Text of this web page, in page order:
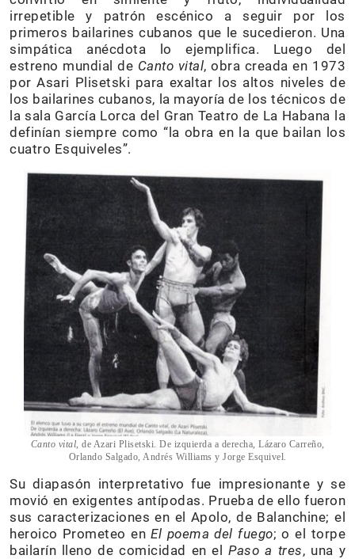
irrepetible y patrón escénico a seguir por los
primeros bailarines cubanos que le sucedieron. Una
simpática anécdota lo ejemplifica. Luego del
estreno mundial de Canto vital, obra creada en 1973
por Asari Plisetski para exaltar los altos niveles de
los bailarines cubanos, la mayoría de los técnicos de
la sala García Lorca del Gran Teatro de La Habana la
definían siempre como “la obra en la que bailan los
cuatro Esquiveles”.
Canto vital, de Azari Plisetski. De izquierda a derecha, Lázaro Carreño,
Orlando Salgado, Andrés Williams y Jorge Esquivel.
Su diapasón interpretativo fue impresionante y se
movió en exigentes antípodas. Prueba de ello fueron
sus caracterizaciones en el Apolo, de Balanchine; el
heroico Prometeo enEl poema del fuego; o el torpe
bailarín lleno de comicidad en elPaso a tres, una y